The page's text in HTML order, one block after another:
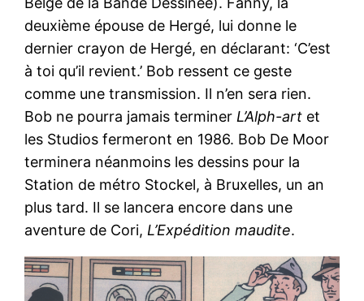
deuxième épouse de Hergé, lui donne le
dernier crayon de Hergé, en déclarant: ‘C’est
à toi qu’il revient.’ Bob ressent ce geste
comme une transmission. Il n’en sera rien.
Bob ne pourra jamais terminer L’Alph-art et
les Studios fermeront en 1986. Bob De Moor
terminera néanmoins les dessins pour la
Station de métro Stockel, à Bruxelles, un an
plus tard. Il se lancera encore dans une
aventure de Cori, L’Expédition maudite.